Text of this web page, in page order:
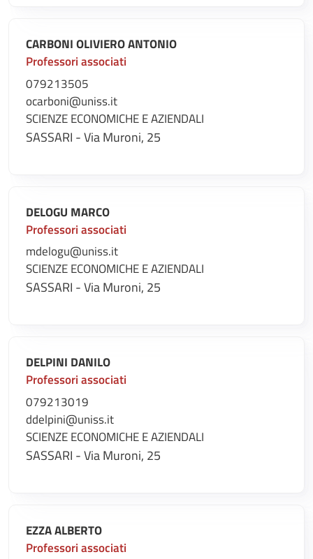
CARBONI OLIVIERO ANTONIO
Professori associati
079213505
ocarboni@uniss.it
SCIENZE ECONOMICHE E AZIENDALI
SASSARI - Via Muroni, 25
DELOGU MARCO
Professori associati
mdelogu@uniss.it
SCIENZE ECONOMICHE E AZIENDALI
SASSARI - Via Muroni, 25
DELPINI DANILO
Professori associati
079213019
ddelpini@uniss.it
SCIENZE ECONOMICHE E AZIENDALI
SASSARI - Via Muroni, 25
EZZA ALBERTO
Professori associati